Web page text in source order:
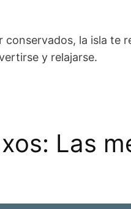
la isla te
y relajarse.
Las